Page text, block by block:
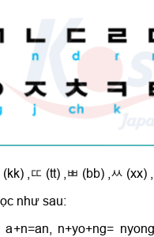
,ㄸ (tt) ,ㅃ (bb) ,ㅆ (xx)
như sau:
n+yo+ng=